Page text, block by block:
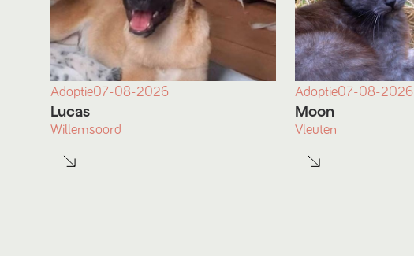
Adoptie07-08-2026
Lucas
Willemsoord
Adoptie07-08-2026
Moon
Vleuten